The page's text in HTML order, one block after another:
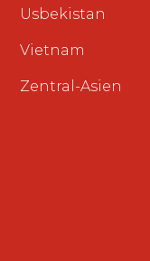
Usbekistan
Vietnam
Zentral-Asien